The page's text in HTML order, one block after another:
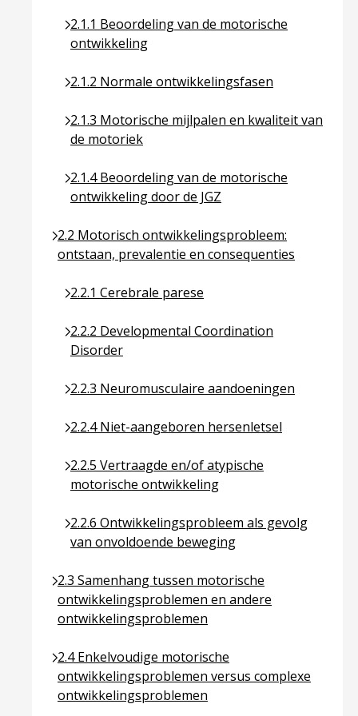
2.1.1 Beoordeling van de motorische
ontwikkeling
Ga naar pagina over 2.1.1 Beoordeling van de
2.1.2 Normale ontwikkelingsfasen
Ga naar pagina over 2.1.2 Normale
2.1.3 Motorische mijlpalen en kwaliteit van
de motoriek
Ga naar pagina over 2.1.3 Motorische mijlpalen
2.1.4 Beoordeling van de motorische
ontwikkeling door de JGZ
Ga naar pagina over 2.1.4 Beoordeling van de
2.2 Motorisch ontwikkelingsprobleem:
ontstaan, prevalentie en consequenties
Ga naar pagina over 2.2 Motorisch
2.2.1 Cerebrale parese
Ga naar pagina over 2.2.1 Cerebrale parese
2.2.2 Developmental Coordination
Disorder
Ga naar pagina over 2.2.2 Developmental
2.2.3 Neuromusculaire aandoeningen
Ga naar pagina over 2.2.3 Neuromusculaire
2.2.4 Niet-aangeboren hersenletsel
Ga naar pagina over 2.2.4 Niet-aangeboren
2.2.5 Vertraagde en/of atypische
motorische ontwikkeling
Ga naar pagina over 2.2.5 Vertraagde en/of
2.2.6 Ontwikkelingsprobleem als gevolg
van onvoldoende beweging
Ga naar pagina over 2.2.6
2.3 Samenhang tussen motorische
ontwikkelingsproblemen en andere
ontwikkelingsproblemen
Ga naar pagina over 2.3 Samenhang tussen
2.4 Enkelvoudige motorische
ontwikkelingsproblemen versus complexe
ontwikkelingsproblemen
Ga naar pagina over 2.4 Enkelvoudige